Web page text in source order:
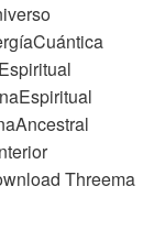
Threema